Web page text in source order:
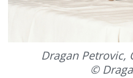
Dragan Petrovic,
©